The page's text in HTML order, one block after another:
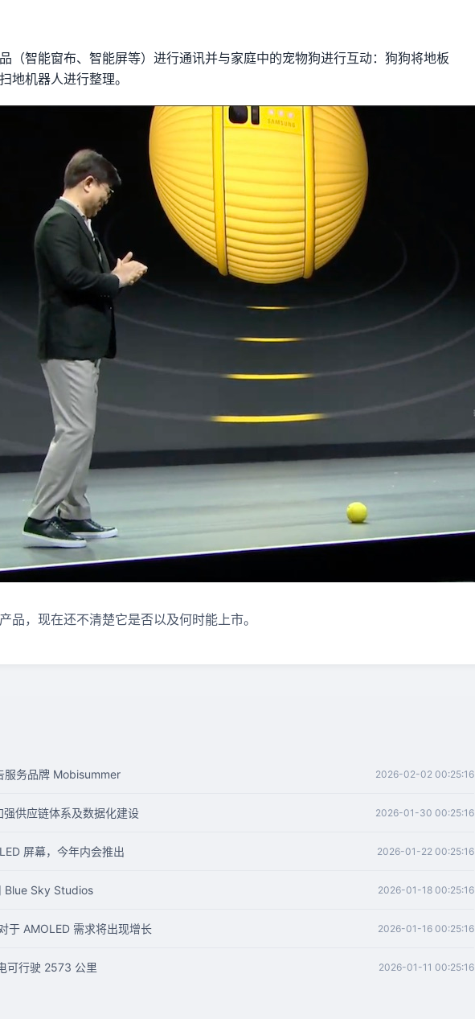
（智能窗布、智能屏等）进行通讯并与家庭中的宠物狗进行互动：狗狗将地板
地机器人进行整理。
品，现在还不清楚它是否以及何时能上市。
服务品牌 Mobisummer 2026-02-02 00:25:16
供应链体系及数据化建设 2026-01-30 00:25:16
屏幕，今年内会推出 2026-01-22 00:25:16
Blue Sky Studios 2026-01-18 00:25:16
于 AMOLED 需求将出现增长 2026-01-16 00:25:16
可行驶 2573 公里 2026-01-11 00:25:16